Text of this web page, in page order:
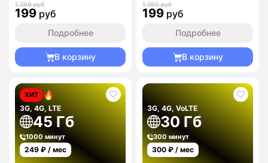
1 299 руб
199 руб
Подробнее
В корзину
1 290 руб
199 руб
Подробнее
В корзину
ХИТ
3G, 4G, LTE
45 Гб
1000 минут
249 ₽ / мес
3G, 4G, VoLTE
30 Гб
300 минут
300 ₽ / мес